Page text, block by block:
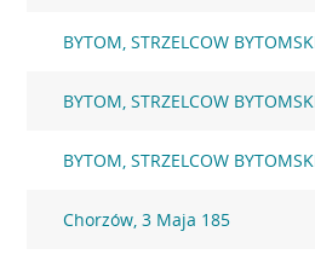
BYTOM, STRZELCOW
BYTOM, STRZELCOW
BYTOM, STRZELCOW
Chorzów, 3 Maja 185